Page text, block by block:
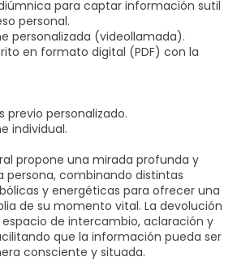
para captar información sutil
personal.
personalizada (videollamada).
en formato digital (PDF) con la
previo personalizado.
individual.
propone una mirada profunda y
persona, combinando distintas
y energéticas para ofrecer una
de su momento vital. La devolución
de intercambio, aclaración y
que la información pueda ser
consciente y situada.